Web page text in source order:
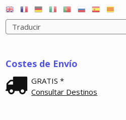
Costes de Envío
GRATIS *
Consultar Destinos